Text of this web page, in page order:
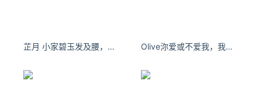
芷月 小家碧玉发及腰，情窦初开样窈娆。估见将来风韵闭，迷痴皓月伫空瞧。 Olive沵爱或不爱我，我就在这里，等你回心转意。